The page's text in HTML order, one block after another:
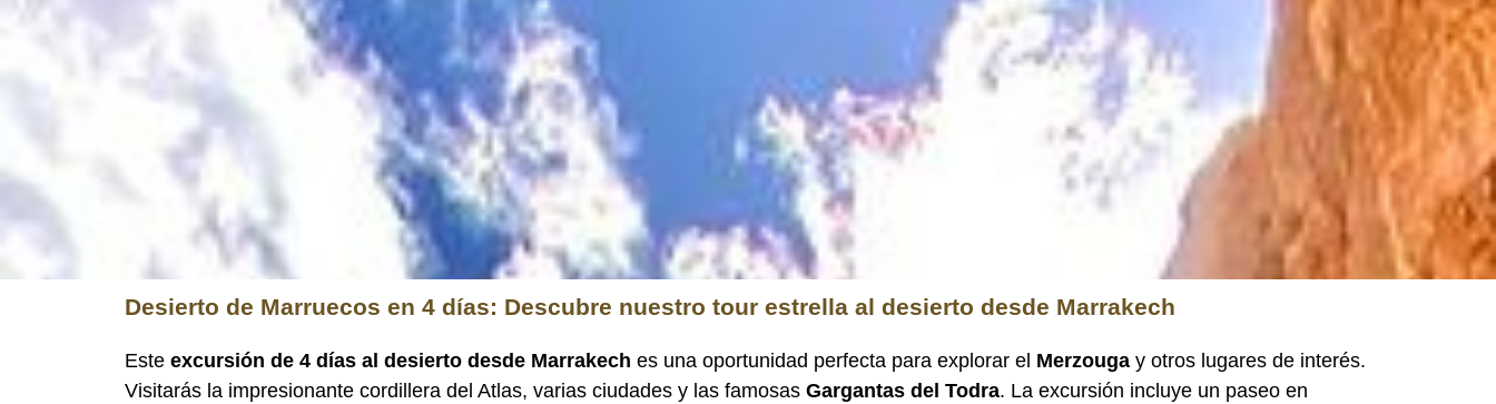
Desierto de Marruecos en 4 días: Descubre nuestro tour estrella al desierto desde Marrakech
Este excursión de 4 días al desierto desde Marrakech es una oportunidad perfecta para explorar el Merzouga y otros lugares de interés.
Visitarás la impresionante cordillera del Atlas, varias ciudades y las famosas Gargantas del Todra. La excursión incluye un paseo en